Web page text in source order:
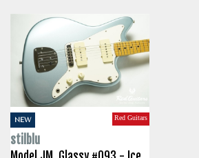
NEW Red Guitars
stilblu